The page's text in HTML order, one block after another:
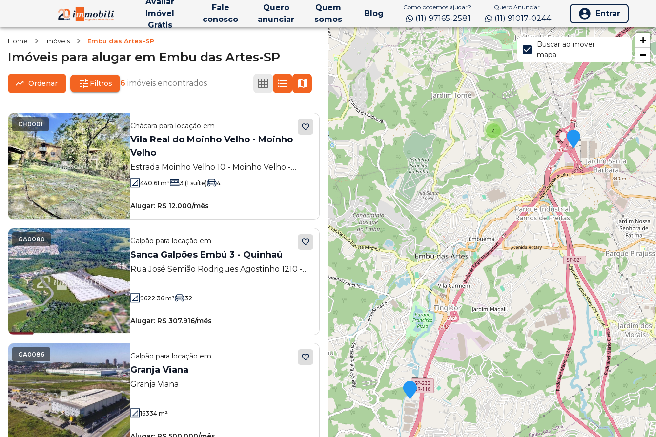
Imóvel
Grátis
Fale
conosco
Quero
anunciar
Quem
somos
Blog
Como podemos ajudar?
(11) 97165-2581
Quero Anunciar
(11) 91017-0244 Entrar
Home Imóveis Embu das Artes-SP
Imóveis para alugar em Embu das Artes-SP
Ordenar Filtros 6 imóveis encontrados
CH0001 Chácara para locação em
Vila Real do Moinho Velho - Moinho
Velho
Estrada Moinho Velho 10 - Moinho Velho -
Embu das Artes - SP
440.61 m² 3 (1 suíte) 4
Alugar: R$ 12.000/mês
GA0080 Galpão para locação em
Sanca Galpões Embú 3 - Quinhaú
Rua José Semião Rodrigues Agostinho 1210 -
9622.36 m² 32
Alugar: R$ 307.916/mês
GA0086 Galpão para locação em
Granja Viana
Granja Viana
16334 m²
4
+
−
Buscar ao mover
mapa